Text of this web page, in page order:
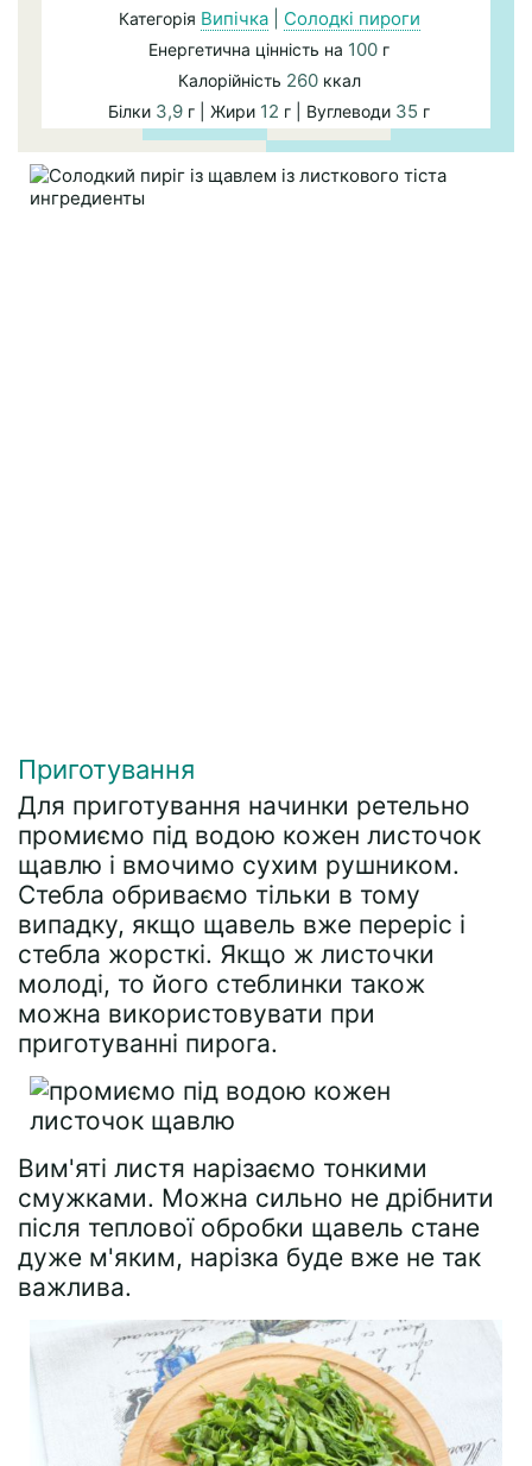
Категорія Випічка| Солодкі пироги
Енергетична цінність на 100 г
Калорійність 260ккал
Білки 3,9 г | Жири 12 г | Вуглеводи 35 г
Приготування
Для приготування начинки ретельно
промиємо під водою кожен листочок
щавлю і вмочимо сухим рушником.
Стебла обриваємо тільки в тому
випадку, якщо щавель вже переріс і
стебла жорсткі. Якщо ж листочки
молоді, то його стеблинки також
можна використовувати при
приготуванні пирога.
Вим'яті листя нарізаємо тонкими
смужками. Можна сильно не дрібнити
після теплової обробки щавель стане
дуже м'яким, нарізка буде вже не так
важлива.